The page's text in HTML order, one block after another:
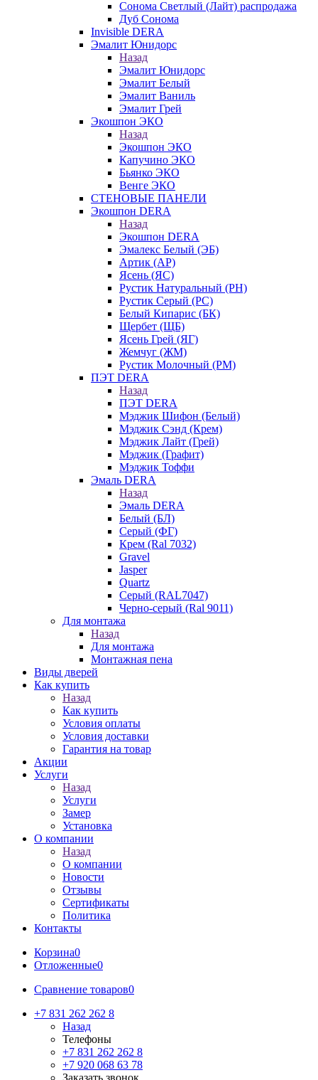
Сонома Светлый (Лайт) распродажа
Дуб Сонома
Invisible DERA
Эмалит Юнидорс
Назад
Эмалит Юнидорс
Эмалит Белый
Эмалит Ваниль
Эмалит Грей
Экошпон ЭКО
Назад
Экошпон ЭКО
Капучино ЭКО
Бьянко ЭКО
Венге ЭКО
СТЕНОВЫЕ ПАНЕЛИ
Экошпон DERA
Назад
Экошпон DERA
Эмалекс Белый (ЭБ)
Артик (АР)
Ясень (ЯС)
Рустик Натуральный (РН)
Рустик Серый (РС)
Белый Кипарис (БК)
Щербет (ЩБ)
Ясень Грей (ЯГ)
Жемчуг (ЖМ)
Рустик Молочный (РМ)
ПЭТ DERA
Назад
ПЭТ DERA
Мэджик Шифон (Белый)
Мэджик Сэнд (Крем)
Мэджик Лайт (Грей)
Мэджик (Графит)
Мэджик Тоффи
Эмаль DERA
Назад
Эмаль DERA
Белый (БЛ)
Серый (ФГ)
Крем (Ral 7032)
Gravel
Jasper
Quartz
Серый (RAL7047)
Черно-серый (Ral 9011)
Для монтажа
Назад
Для монтажа
Монтажная пена
Виды дверей
Как купить
Назад
Как купить
Условия оплаты
Условия доставки
Гарантия на товар
Акции
Услуги
Назад
Услуги
Замер
Установка
О компании
Назад
О компании
Новости
Отзывы
Сертификаты
Политика
Контакты
Корзина0
Отложенные0
Сравнение товаров0
+7 831 262 262 8
Назад
Телефоны
+7 831 262 262 8
+7 920 068 63 78
Заказать звонок